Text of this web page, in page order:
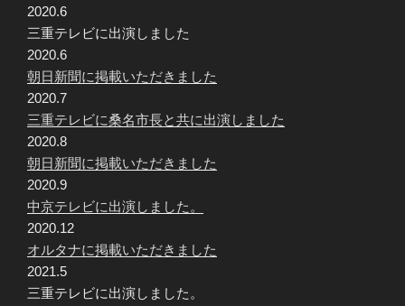
2020.6
三重テレビに出演しました
2020.6
朝日新聞に掲載いただきました
2020.7
三重テレビに桑名市長と共に出演しました
2020.8
朝日新聞に掲載いただきました
2020.9
中京テレビに出演しました。
2020.12
オルタナに掲載いただきました
2021.5
三重テレビに出演しました。